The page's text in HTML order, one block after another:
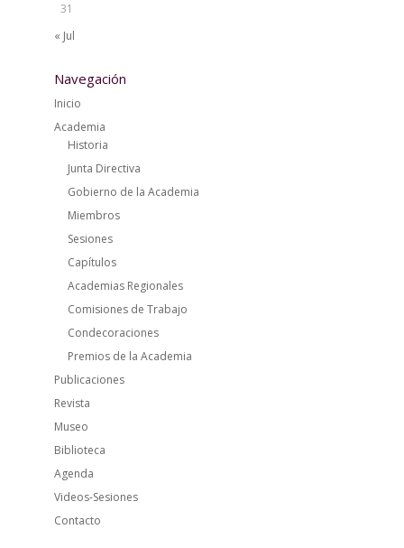
31
« Jul
Navegación
Inicio
Academia
Historia
Junta Directiva
Gobierno de la Academia
Miembros
Sesiones
Capítulos
Academias Regionales
Comisiones de Trabajo
Condecoraciones
Premios de la Academia
Publicaciones
Revista
Museo
Biblioteca
Agenda
Videos-Sesiones
Contacto